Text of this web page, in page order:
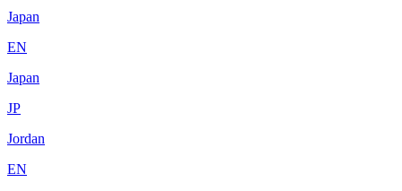
Japan
EN
Japan
JP
Jordan
EN